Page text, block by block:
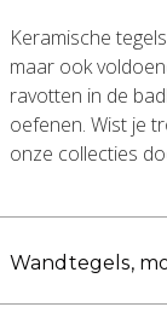
Keramische
maar ook
ravotten in de
oefenen. Wist je
onze collecties
Wandtegels,